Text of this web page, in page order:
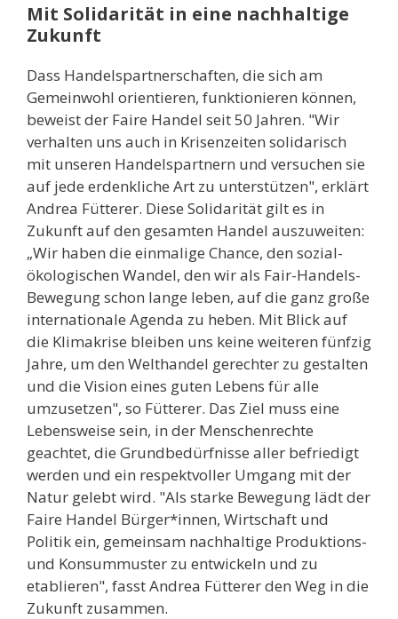
Mit Solidarität in eine nachhaltige
Zukunft
Dass Handelspartnerschaften, die sich am
Gemeinwohl orientieren, funktionieren können,
beweist der Faire Handel seit 50 Jahren. "Wir
verhalten uns auch in Krisenzeiten solidarisch
mit unseren Handelspartnern und versuchen sie
auf jede erdenkliche Art zu unterstützen", erklärt
Andrea Fütterer. Diese Solidarität gilt es in
Zukunft auf den gesamten Handel auszuweiten:
„Wir haben die einmalige Chance, den sozial-
ökologischen Wandel, den wir als Fair-Handels-
Bewegung schon lange leben, auf die ganz große
internationale Agenda zu heben. Mit Blick auf
die Klimakrise bleiben uns keine weiteren fünfzig
Jahre, um den Welthandel gerechter zu gestalten
und die Vision eines guten Lebens für alle
umzusetzen", so Fütterer. Das Ziel muss eine
Lebensweise sein, in der Menschenrechte
geachtet, die Grundbedürfnisse aller befriedigt
werden und ein respektvoller Umgang mit der
Natur gelebt wird. "Als starke Bewegung lädt der
Faire Handel Bürger*innen, Wirtschaft und
Politik ein, gemeinsam nachhaltige Produktions-
und Konsummuster zu entwickeln und zu
etablieren", fasst Andrea Fütterer den Weg in die
Zukunft zusammen.